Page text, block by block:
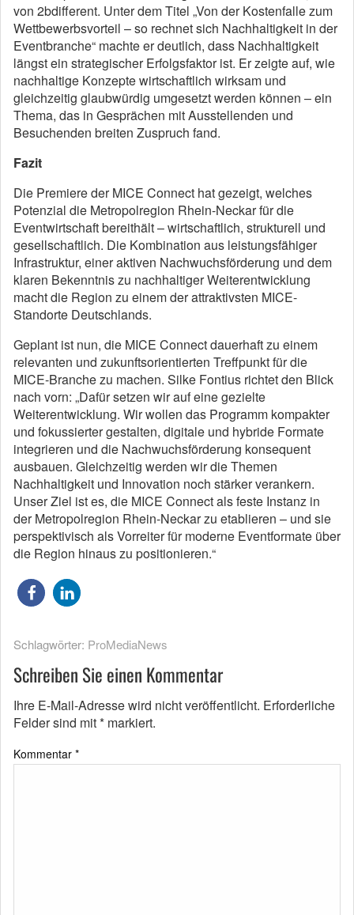
von 2bdifferent. Unter dem Titel „Von der Kostenfalle zum
Wettbewerbsvorteil – so rechnet sich Nachhaltigkeit in der
Eventbranche“ machte er deutlich, dass Nachhaltigkeit
längst ein strategischer Erfolgsfaktor ist. Er zeigte auf, wie
nachhaltige Konzepte wirtschaftlich wirksam und
gleichzeitig glaubwürdig umgesetzt werden können – ein
Thema, das in Gesprächen mit Ausstellenden und
Besuchenden breiten Zuspruch fand.
Fazit
Die Premiere der MICE Connect hat gezeigt, welches
Potenzial die Metropolregion Rhein-Neckar für die
Eventwirtschaft bereithält – wirtschaftlich, strukturell und
gesellschaftlich. Die Kombination aus leistungsfähiger
Infrastruktur, einer aktiven Nachwuchsförderung und dem
klaren Bekenntnis zu nachhaltiger Weiterentwicklung
macht die Region zu einem der attraktivsten MICE-
Standorte Deutschlands.
Geplant ist nun, die MICE Connect dauerhaft zu einem
relevanten und zukunftsorientierten Treffpunkt für die
MICE-Branche zu machen. Silke Fontius richtet den Blick
nach vorn: „Dafür setzen wir auf eine gezielte
Weiterentwicklung. Wir wollen das Programm kompakter
und fokussierter gestalten, digitale und hybride Formate
integrieren und die Nachwuchsförderung konsequent
ausbauen. Gleichzeitig werden wir die Themen
Nachhaltigkeit und Innovation noch stärker verankern.
Unser Ziel ist es, die MICE Connect als feste Instanz in
der Metropolregion Rhein-Neckar zu etablieren – und sie
perspektivisch als Vorreiter für moderne Eventformate über
die Region hinaus zu positionieren.“
Schlagwörter: ProMediaNews
Schreiben Sie einen Kommentar
Ihre E-Mail-Adresse wird nicht veröffentlicht. Erforderliche
Felder sind mit* markiert.
Kommentar *